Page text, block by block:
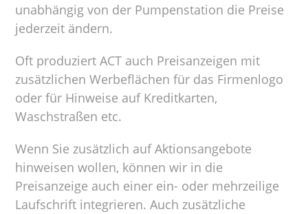
unabhängig von der Pumpenstation die Preise
jederzeit ändern.
Oft produziert ACT auch Preisanzeigen mit
zusätzlichen Werbeflächen für das Firmenlogo
oder für Hinweise auf Kreditkarten,
Waschstraßen etc.
Wenn Sie zusätzlich auf Aktionsangebote
hinweisen wollen, können wir in die
Preisanzeige auch einer ein- oder mehrzeilige
Laufschrift integrieren. Auch zusätzliche